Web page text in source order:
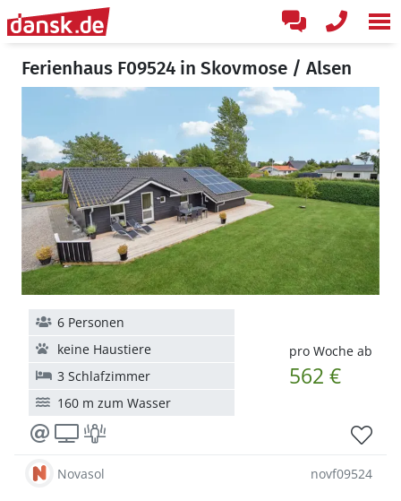
Ferienhaus F09524 in Skovmose / Alsen
pro Woche ab
562 €
6 Personen
keine Haustiere
3 Schlafzimmer
160 m zum Wasser
Novasol novf09524